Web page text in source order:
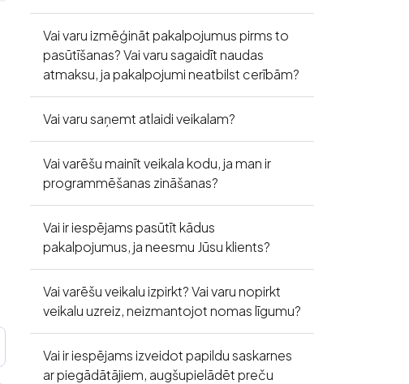
Vai varu izmēģināt pakalpojumus pirms to
pasūtīšanas? Vai varu sagaidīt naudas
atmaksu, ja pakalpojumi neatbilst cerībām?
Vai varu saņemt atlaidi veikalam?
Vai varēšu mainīt veikala kodu, ja man ir
programmēšanas zināšanas?
Vai ir iespējams pasūtīt kādus
pakalpojumus, ja neesmu Jūsu klients?
Vai varēšu veikalu izpirkt? Vai varu nopirkt
veikalu uzreiz, neizmantojot nomas līgumu?
Vai ir iespējams izveidot papildu saskarnes
ar piegādātājiem, augšupielādēt preču